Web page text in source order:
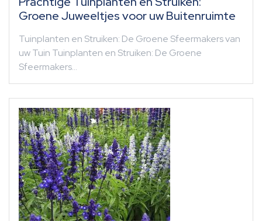
Groene Juweeltjes voor uw Buitenruimte
Tuinplanten en Struiken: De Groene Sfeermakers van
uw Tuin Tuinplanten en Struiken: De Groene
Sfeermakers…